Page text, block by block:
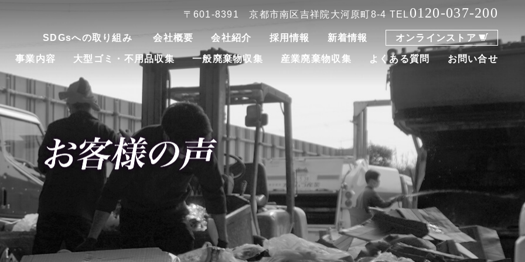
〒601-8391 京都市南区吉祥院大河原町8-4 TEL0120-037-200
SDGsへの取り組み 会社概要 会社紹介 採用情報 新着情報 オンラインストア
事業内容 大型ゴミ・不用品収集 一般廃棄物収集 産業廃棄物収集 よくある質問 お問い合せ